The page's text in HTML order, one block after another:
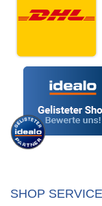
SHOP SERVICE